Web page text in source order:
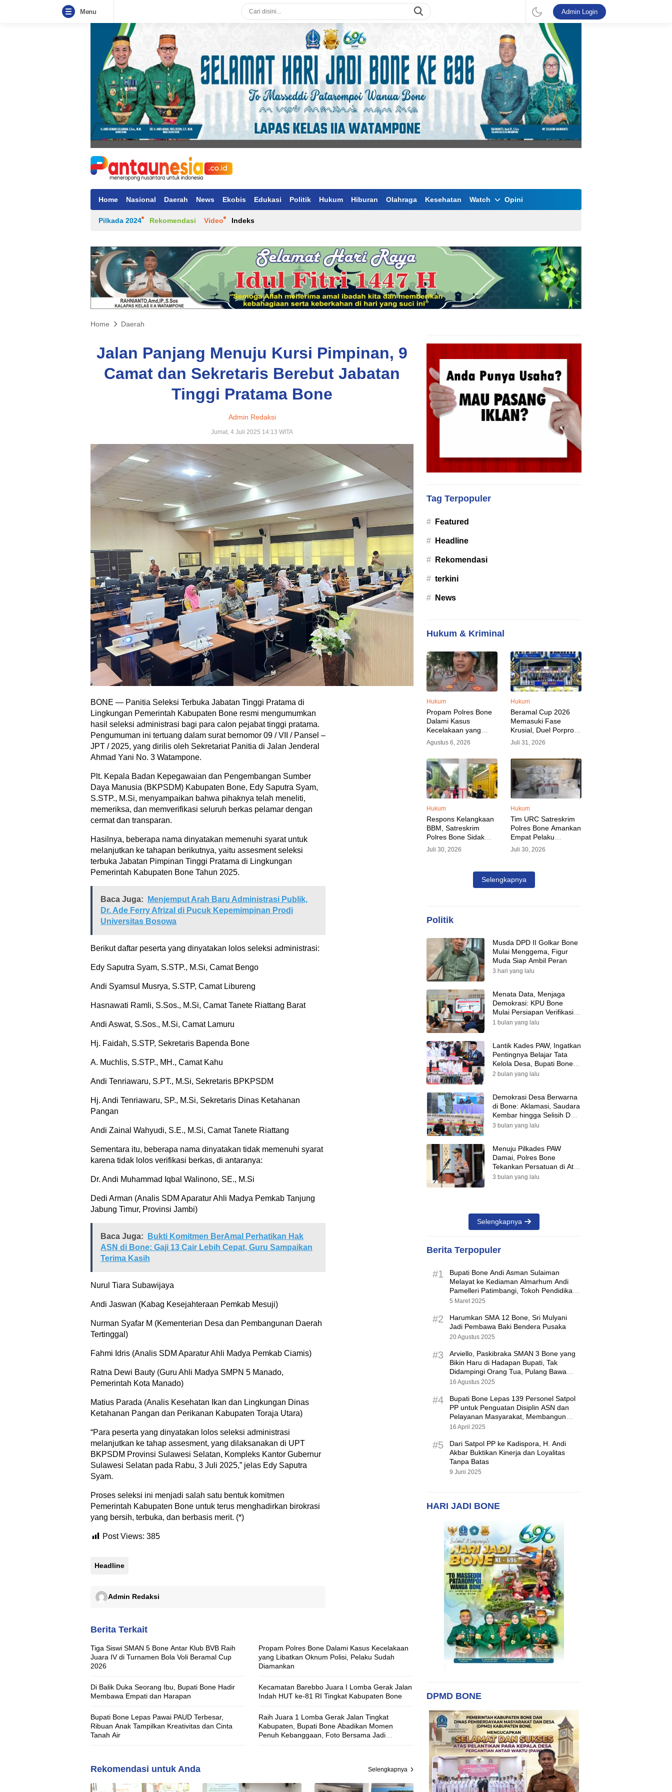
Menu Admin Login
Home Nasional Daerah News Ekobis Edukasi Politik Hukum Hiburan Olahraga Kesehatan Watch Opini
Pilkada 2024 Rekomendasi Video Indeks
Home Daerah
Jalan Panjang Menuju Kursi Pimpinan, 9
Camat dan Sekretaris Berebut Jabatan
Tinggi Pratama Bone
Admin Redaksi
Jumat, 4 Juli 2025 14:13 WITA
BONE — Panitia Seleksi Terbuka Jabatan Tinggi Pratama di
Lingkungan Pemerintah Kabupaten Bone resmi mengumumkan
hasil seleksi administrasi bagi para calon pejabat tinggi pratama.
Pengumuman ini tertuang dalam surat bernomor 09 / VII / Pansel –
JPT / 2025, yang dirilis oleh Sekretariat Panitia di Jalan Jenderal
Ahmad Yani No. 3 Watampone.
Plt. Kepala Badan Kepegawaian dan Pengembangan Sumber
Daya Manusia (BKPSDM) Kabupaten Bone, Edy Saputra Syam,
S.STP., M.Si, menyampaikan bahwa pihaknya telah meneliti,
memeriksa, dan memverifikasi seluruh berkas pelamar dengan
cermat dan transparan.
Hasilnya, beberapa nama dinyatakan memenuhi syarat untuk
melanjutkan ke tahapan berikutnya, yaitu assesment seleksi
terbuka Jabatan Pimpinan Tinggi Pratama di Lingkungan
Pemerintah Kabupaten Bone Tahun 2025.
Baca Juga:
Menjemput Arah Baru Administrasi Publik,
Dr. Ade Ferry Afrizal di Pucuk Kepemimpinan Prodi
Universitas Bosowa
Berikut daftar peserta yang dinyatakan lolos seleksi administrasi:
Edy Saputra Syam, S.STP., M.Si, Camat Bengo
Andi Syamsul Musrya, S.STP, Camat Libureng
Hasnawati Ramli, S.Sos., M.Si, Camat Tanete Riattang Barat
Andi Aswat, S.Sos., M.Si, Camat Lamuru
Hj. Faidah, S.STP, Sekretaris Bapenda Bone
A. Muchlis, S.STP., MH., Camat Kahu
Andi Tenriawaru, S.PT., M.Si, Sekretaris BPKPSDM
Hj. Andi Tenriawaru, SP., M.Si, Sekretaris Dinas Ketahanan
Pangan
Andi Zainal Wahyudi, S.E., M.Si, Camat Tanete Riattang
Sementara itu, beberapa nama dinyatakan tidak memenuhi syarat
karena tidak lolos verifikasi berkas, di antaranya:
Dr. Andi Muhammad Iqbal Walinono, SE., M.Si
Dedi Arman (Analis SDM Aparatur Ahli Madya Pemkab Tanjung
Jabung Timur, Provinsi Jambi)
Baca Juga:
Bukti Komitmen BerAmal Perhatikan Hak
ASN di Bone: Gaji 13 Cair Lebih Cepat, Guru Sampaikan
Terima Kasih
Nurul Tiara Subawijaya
Andi Jaswan (Kabag Kesejahteraan Pemkab Mesuji)
Nurman Syafar M (Kementerian Desa dan Pembangunan Daerah
Tertinggal)
Fahmi Idris (Analis SDM Aparatur Ahli Madya Pemkab Ciamis)
Ratna Dewi Bauty (Guru Ahli Madya SMPN 5 Manado,
Pemerintah Kota Manado)
Matius Parada (Analis Kesehatan Ikan dan Lingkungan Dinas
Ketahanan Pangan dan Perikanan Kabupaten Toraja Utara)
“Para peserta yang dinyatakan lolos seleksi administrasi
melanjutkan ke tahap assesment, yang dilaksanakan di UPT
BKPSDM Provinsi Sulawesi Selatan, Kompleks Kantor Gubernur
Sulawesi Selatan pada Rabu, 3 Juli 2025,” jelas Edy Saputra
Syam.
Proses seleksi ini menjadi salah satu bentuk komitmen
Pemerintah Kabupaten Bone untuk terus menghadirkan birokrasi
yang bersih, terbuka, dan berbasis merit. (*)
Post Views: 385
Headline
Admin Redaksi
Berita Terkait
Tiga Siswi SMAN 5 Bone Antar Klub BVB Raih
Juara IV di Turnamen Bola Voli Beramal Cup
2026
Propam Polres Bone Dalami Kasus Kecelakaan
yang Libatkan Oknum Polisi, Pelaku Sudah
Diamankan
Di Balik Duka Seorang Ibu, Bupati Bone Hadir
Membawa Empati dan Harapan
Kecamatan Barebbo Juara I Lomba Gerak Jalan
Indah HUT ke-81 RI Tingkat Kabupaten Bone
Bupati Bone Lepas Pawai PAUD Terbesar,
Ribuan Anak Tampilkan Kreativitas dan Cinta
Tanah Air
Raih Juara 1 Lomba Gerak Jalan Tingkat
Kabupaten, Bupati Bone Abadikan Momen
Penuh Kebanggaan, Foto Bersama Jadi
Rekomendasi untuk Anda Selengkapnya
Tag Terpopuler
# Featured
# Headline
# Rekomendasi
# terkini
# News
Hukum & Kriminal
Hukum
Propam Polres Bone
Dalami Kasus
Kecelakaan yang
Libatkan Oknum
Polisi, Pelaku Sudah
Diamankan
Agustus 6, 2026
Hukum
Beramal Cup 2026
Memasuki Fase
Krusial, Duel Porprov
Bone vs Trikora Wajo
Jadi Sorotan Malam
Ini
Juli 31, 2026
Hukum
Respons Kelangkaan
BBM, Satreskrim
Polres Bone Sidak
SPBU dan Pangkalan
LPG, AKP Alvin Aji
SPBU Agar Distribusi
BBM Tepat Sasaran
Juli 30, 2026
Hukum
Tim URC Satreskrim
Polres Bone Amankan
Empat Pelaku
Pencurian Aset PLN,
Kerugian Ditaksir
Juli 30, 2026
Selengkapnya
Politik
Musda DPD II Golkar Bone
Mulai Menggema, Figur
Muda Siap Ambil Peran
3 hari yang lalu
Menata Data, Menjaga
Demokrasi: KPU Bone
Mulai Persiapan Verifikasi
Partai Politik Menuju Pemilu
1 bulan yang lalu
Lantik Kades PAW, Ingatkan
Pentingnya Belajar Tata
Kelola Desa, Bupati Bone:
Tak Ada Lagi Kubu,
2 bulan yang lalu
Demokrasi Desa Berwarna
di Bone: Aklamasi, Saudara
Kembar hingga Selisih Dua
Suara Warnai Pilkades PAW
3 bulan yang lalu
Menuju Pilkades PAW
Damai, Polres Bone
Tekankan Persatuan di Atas
Perbedaan Pilihan
3 bulan yang lalu
Selengkapnya
Berita Terpopuler
#1
Bupati Bone Andi Asman Sulaiman
Melayat ke Kediaman Almarhum Andi
Pamelleri Patimbangi, Tokoh Pendidikan
Kabupaten Bone
5 Maret 2025
#2
Harumkan SMA 12 Bone, Sri Mulyani
Jadi Pembawa Baki Bendera Pusaka
20 Agustus 2025
#3
Arviello, Paskibraka SMAN 3 Bone yang
Bikin Haru di Hadapan Bupati, Tak
Didampingi Orang Tua, Pulang Bawa
Hadiah Motor
16 Agustus 2025
#4
Bupati Bone Lepas 139 Personel Satpol
PP untuk Penguatan Disiplin ASN dan
Pelayanan Masyarakat, Membangun
Pemerintahan yang Tertib dan Melayani
16 April 2025
#5
Dari Satpol PP ke Kadispora, H. Andi
Akbar Buktikan Kinerja dan Loyalitas
Tanpa Batas
9 Juni 2025
HARI JADI BONE
DPMD BONE